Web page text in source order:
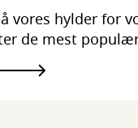
vores hylder for
de mest